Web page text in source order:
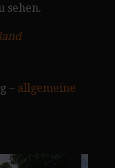
sehen.
– allgemeine